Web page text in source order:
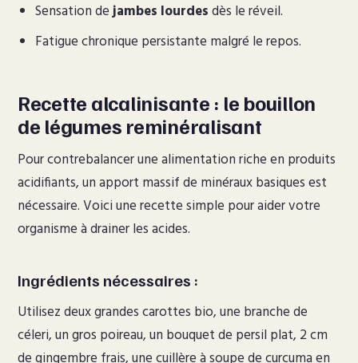
Sensation dejambes lourdesdès le réveil.
Fatigue chronique persistante malgré le repos.
Recette alcalinisante : le bouillon
de légumes reminéralisant
Pour contrebalancer une alimentation riche en produits
acidifiants, un apport massif de minéraux basiques est
nécessaire. Voici une recette simple pour aider votre
organisme à drainer les acides.
Ingrédients nécessaires :
Utilisez deux grandes carottes bio, une branche de
céleri, un gros poireau, un bouquet de persil plat, 2 cm
de gingembre frais, une cuillère à soupe de curcuma en